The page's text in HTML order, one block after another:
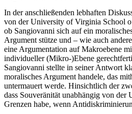
In der anschließenden lebhaften
von der University of Virginia School
ob Sangiovanni sich auf ein
Argument stütze und – wie auch
eine Argumentation auf Makroebene
individueller (Mikro-)Ebene
Sangiovanni stellte in seiner Antwort
moralisches Argument handele, das
untermauert werde. Hinsichtlich der
dass Souveränität unabhängig von der
Grenzen habe, wenn